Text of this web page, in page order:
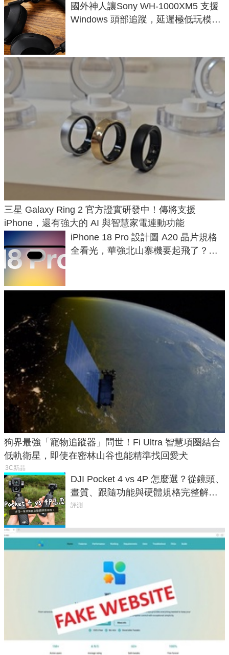
國外神人讓Sony WH-1000XM5 支援
Windows 頭部追蹤，延遲極低玩模擬
三星 Galaxy Ring 2 官方證實研發中！傳將支援
iPhone，還有強大的 AI 與智慧家電連動功能
iPhone 18 Pro 設計圖 A20 晶片規格
全看光，華強北山寨機要起飛了？專
狗界最強「寵物追蹤器」問世！Fi Ultra 智慧項圈結合
低軌衛星，即使在密林山谷也能精準找回愛犬
3C新品
DJI Pocket 4 vs 4P 怎麼選？從鏡頭、
畫質、跟隨功能與硬體規格完整解
析，一次看懂兩台差異
評測